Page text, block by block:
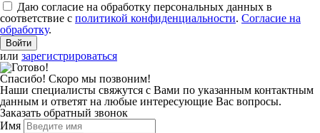
Даю согласие на обработку персональных данных в
соответствие с политикой конфиденциальности. Согласие на
обработку.
или зарегистрироваться
Спасибо! Скоро мы позвоним!
Наши специалисты свяжутся с Вами по указанным контактным
данным и ответят на любые интересующие Вас вопросы.
Заказать обратный звонок
Имя